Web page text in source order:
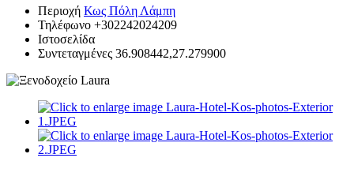
Περιοχή Κως Πόλη Λάμπη
Τηλέφωνο +302242024209
Ιστοσελίδα
Συντεταγμένες 36.908442,27.279900